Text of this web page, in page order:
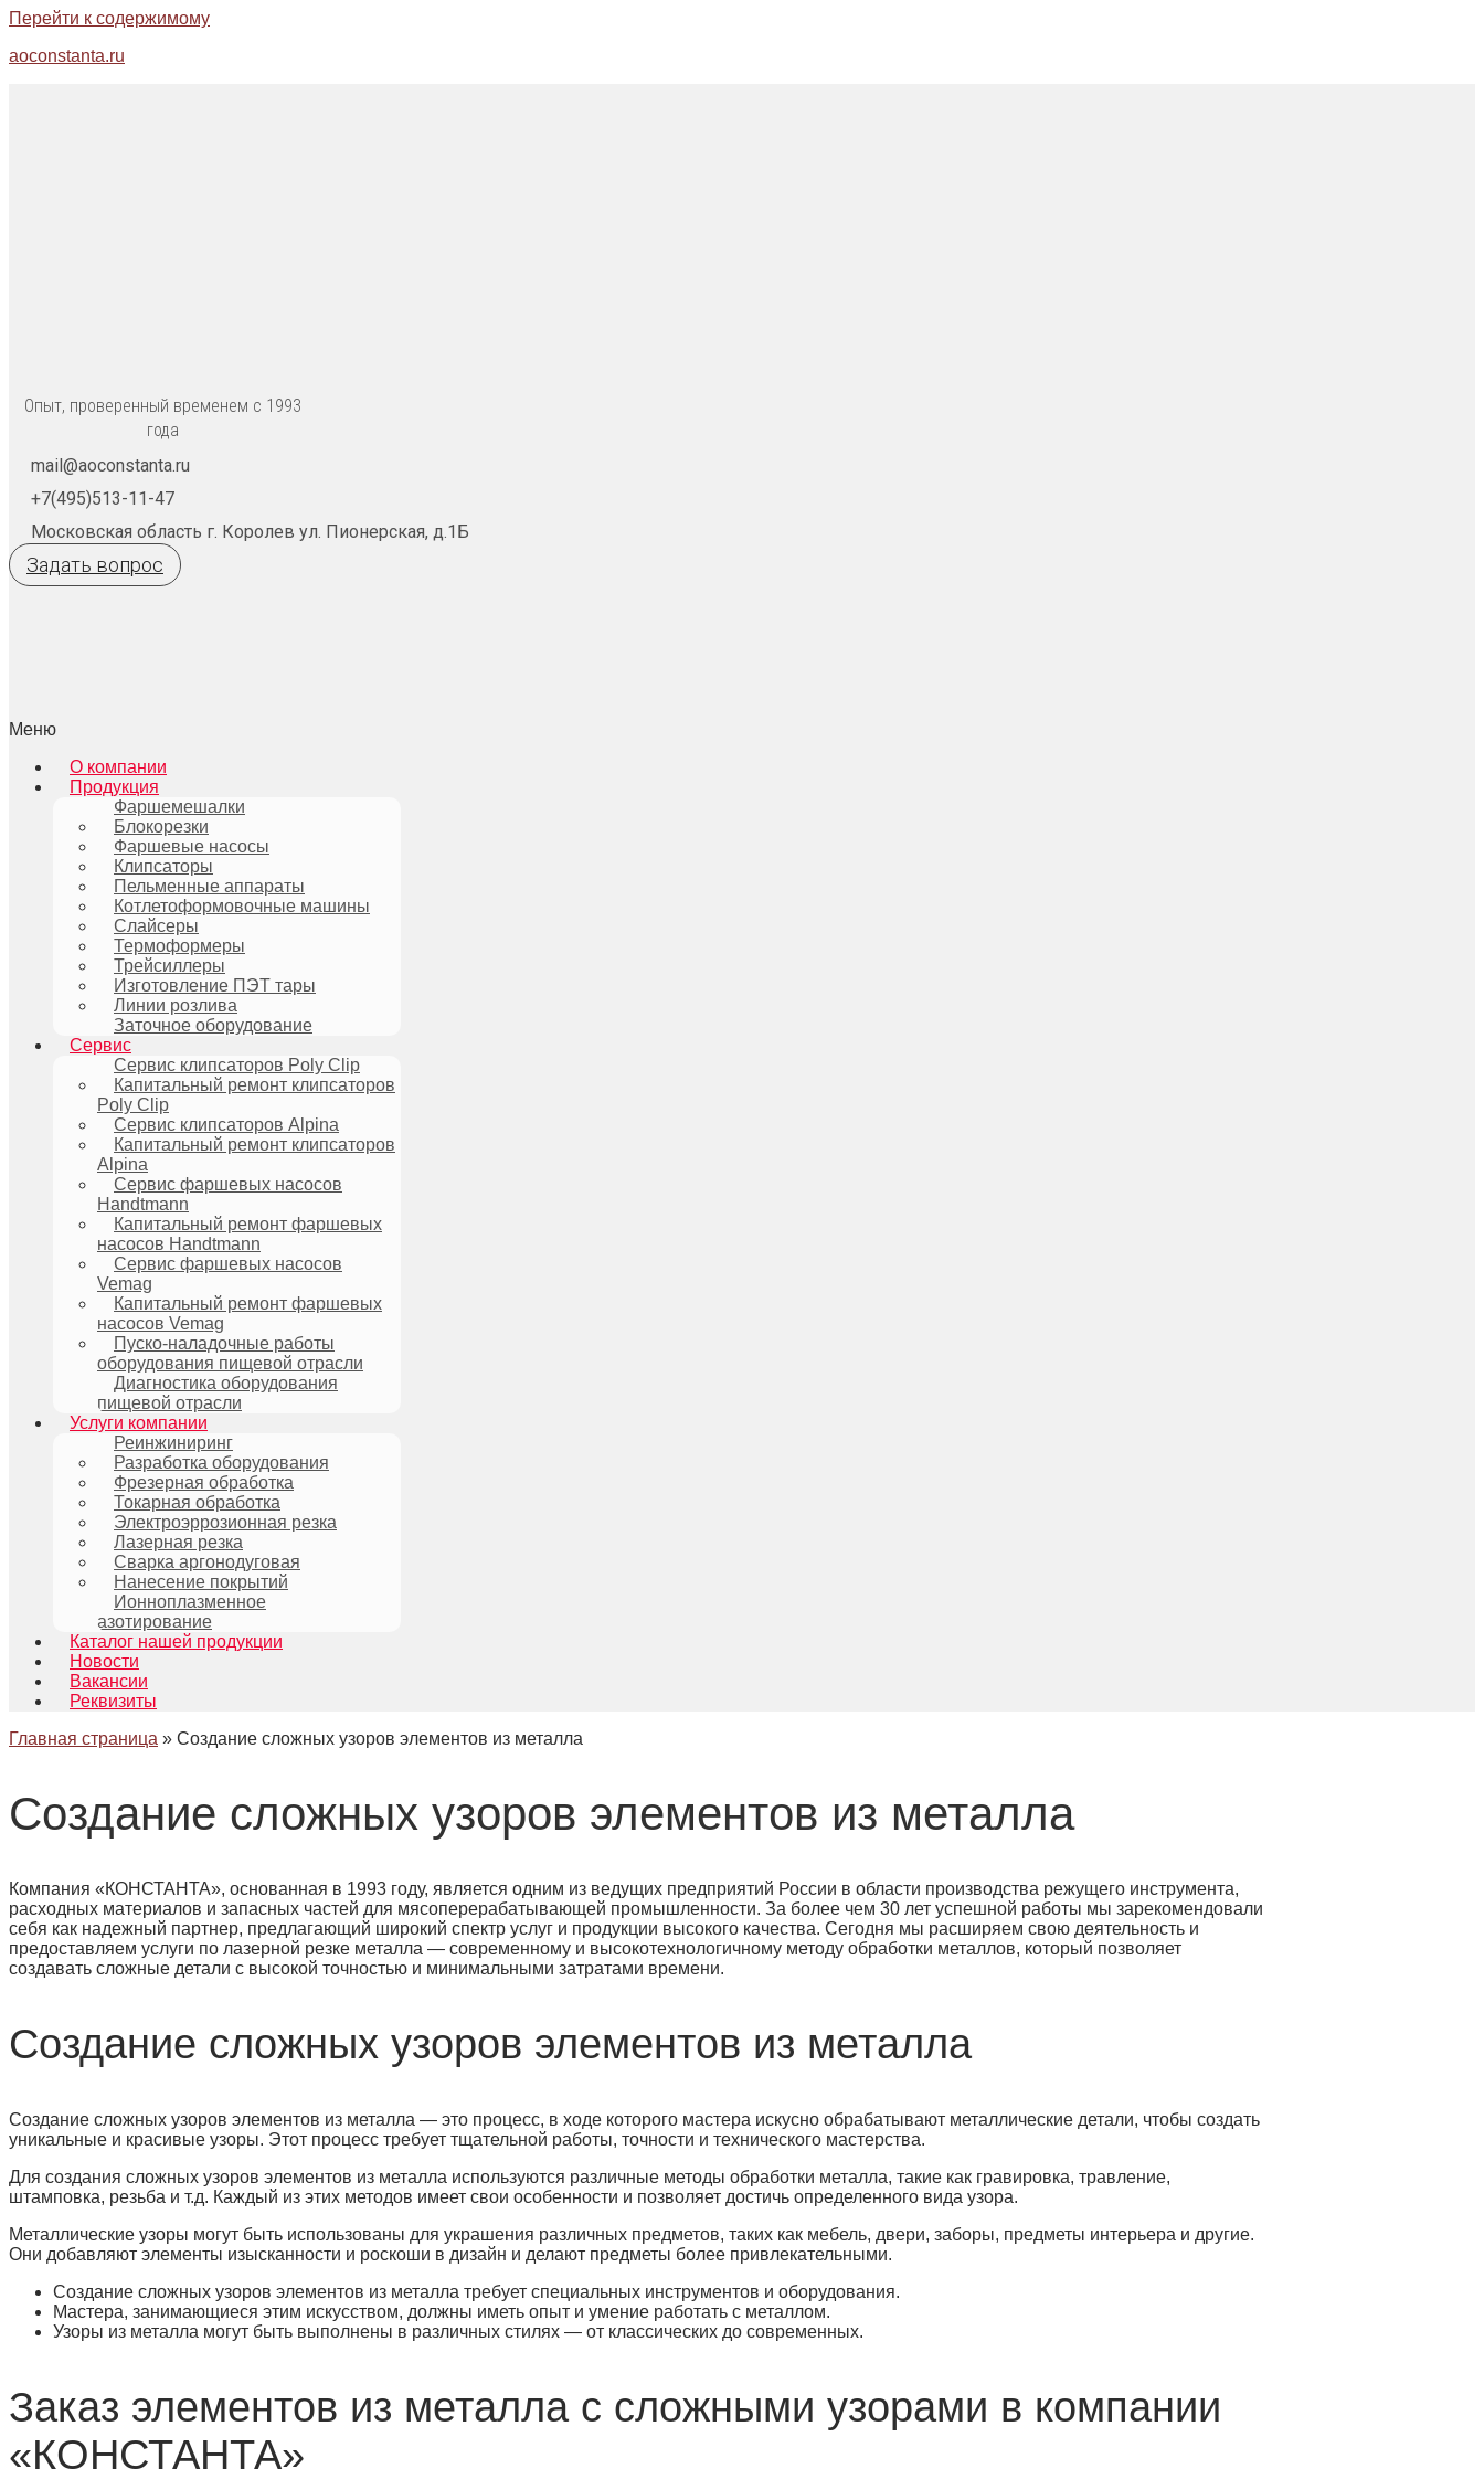
Перейти к содержимому
aoconstanta.ru
Опыт, проверенный временем с 1993
года
mail@aoconstanta.ru
+7(495)513-11-47
Московская область г. Королев ул. Пионерская, д.1Б
Задать вопрос
Меню
О компании
Продукция
Фаршемешалки
Блокорезки
Фаршевые насосы
Клипсаторы
Пельменные аппараты
Котлетоформовочные машины
Слайсеры
Термоформеры
Трейсиллеры
Изготовление ПЭТ тары
Линии розлива
Заточное оборудование
Сервис
Сервис клипсаторов Poly Clip
Капитальный ремонт клипсаторов
Poly Clip
Сервис клипсаторов Alpina
Капитальный ремонт клипсаторов
Alpina
Сервис фаршевых насосов
Handtmann
Капитальный ремонт фаршевых
насосов Handtmann
Сервис фаршевых насосов
Vemag
Капитальный ремонт фаршевых
насосов Vemag
Пуско-наладочные работы
оборудования пищевой отрасли
Диагностика оборудования
пищевой отрасли
Услуги компании
Реинжиниринг
Разработка оборудования
Фрезерная обработка
Токарная обработка
Электроэррозионная резка
Лазерная резка
Сварка аргонодуговая
Нанесение покрытий
Ионноплазменное
азотирование
Каталог нашей продукции
Новости
Вакансии
Реквизиты
Главная страница » Создание сложных узоров элементов из металла
Создание сложных узоров элементов из металла
Компания «КОНСТАНТА», основанная в 1993 году, является одним из ведущих предприятий России в области производства режущего инструмента,
расходных материалов и запасных частей для мясоперерабатывающей промышленности. За более чем 30 лет успешной работы мы зарекомендовали
себя как надежный партнер, предлагающий широкий спектр услуг и продукции высокого качества. Сегодня мы расширяем свою деятельность и
предоставляем услуги по лазерной резке металла — современному и высокотехнологичному методу обработки металлов, который позволяет
создавать сложные детали с высокой точностью и минимальными затратами времени.
Создание сложных узоров элементов из металла
Создание сложных узоров элементов из металла — это процесс, в ходе которого мастера искусно обрабатывают металлические детали, чтобы создать
уникальные и красивые узоры. Этот процесс требует тщательной работы, точности и технического мастерства.
Для создания сложных узоров элементов из металла используются различные методы обработки металла, такие как гравировка, травление,
штамповка, резьба и т.д. Каждый из этих методов имеет свои особенности и позволяет достичь определенного вида узора.
Металлические узоры могут быть использованы для украшения различных предметов, таких как мебель, двери, заборы, предметы интерьера и другие.
Они добавляют элементы изысканности и роскоши в дизайн и делают предметы более привлекательными.
Создание сложных узоров элементов из металла требует специальных инструментов и оборудования.
Мастера, занимающиеся этим искусством, должны иметь опыт и умение работать с металлом.
Узоры из металла могут быть выполнены в различных стилях — от классических до современных.
Заказ элементов из металла с сложными узорами в компании
«КОНСТАНТА»